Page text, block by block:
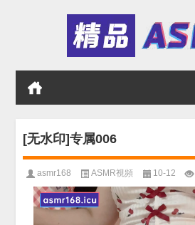
[无水印]专属006
asmr168 ASMR視頻 10-12